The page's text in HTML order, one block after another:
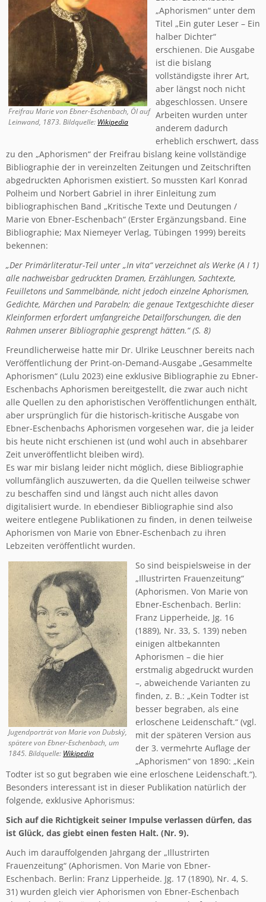
Freifrau Marie von Ebner-Eschenbach, Öl auf
Leinwand, 1873. Bildquelle: Wikipedia
„Aphorismen“ unter dem
Titel „Ein guter Leser – Ein
halber Dichter“
erschienen. Die Ausgabe
ist die bislang
vollständigste ihrer Art,
aber längst noch nicht
abgeschlossen. Unsere
Arbeiten wurden unter
anderem dadurch
erheblich erschwert, dass
zu den „Aphorismen“ der Freifrau bislang keine vollständige
Bibliographie der in vereinzelten Zeitungen und Zeitschriften
abgedruckten Aphorismen existiert. So mussten Karl Konrad
Polheim und Norbert Gabriel in ihrer Einleitung zum
bibliographischen Band „Kritische Texte und Deutungen /
Marie von Ebner-Eschenbach“ (Erster Ergänzungsband. Eine
Bibliographie; Max Niemeyer Verlag, Tübingen 1999) bereits
bekennen:
„Der Primärliteratur-Teil unter „In vita“ verzeichnet als Werke (A I 1)
alle nachweisbar gedruckten Dramen, Erzählungen, Sachtexte,
Feuilletons und Sammelbände, nicht jedoch einzelne Aphorismen,
Gedichte, Märchen und Parabeln; die genaue Textgeschichte dieser
Kleinformen erfordert umfangreiche Detailforschungen, die den
Rahmen unserer Bibliographie gesprengt hätten.“ (S. 8)
Freundlicherweise hatte mir Dr. Ulrike Leuschner bereits nach
Veröffentlichung der Print-on-Demand-Ausgabe „Gesammelte
Aphorismen“ (Lulu 2023) eine exklusive Bibliographie zu Ebner-
Eschenbachs Aphorismen bereitgestellt, die zwar auch nicht
alle Quellen zu den aphoristischen Veröffentlichungen enthält,
aber ursprünglich für die historisch-kritische Ausgabe von
Ebner-Eschenbachs Aphorismen vorgesehen war, die ja leider
bis heute nicht erschienen ist (und wohl auch in absehbarer
Zeit unveröffentlicht bleiben wird).
Es war mir bislang leider nicht möglich, diese Bibliographie
vollumfänglich auszuwerten, da die Quellen teilweise schwer
zu beschaffen sind und längst auch nicht alles davon
digitalisiert wurde. In ebendieser Bibliographie sind also
weitere entlegene Publikationen zu finden, in denen teilweise
Aphorismen von Marie von Ebner-Eschenbach zu ihren
Lebzeiten veröffentlicht wurden.
Jugendporträt von Marie von Dubský,
spätere von Ebner-Eschenbach, um
1845. Bildquelle: Wikipedia
So sind beispielsweise in der
„Illustrirten Frauenzeitung“
(Aphorismen. Von Marie von
Ebner-Eschenbach. Berlin:
Franz Lipperheide, Jg. 16
(1889), Nr. 33, S. 139) neben
einigen altbekannten
Aphorismen – die hier
erstmalig abgedruckt wurden
–, abweichende Varianten zu
finden, z. B.: „Kein Todter ist
besser begraben, als eine
erloschene Leidenschaft.“ (vgl.
mit der späteren Version aus
der 3. vermehrte Auflage der
„Aphorismen“ von 1890: „Kein
Todter ist so gut begraben wie eine erloschene Leidenschaft.“).
Besonders interessant ist in dieser Publikation natürlich der
folgende, exklusive Aphorismus:
Sich auf die Richtigkeit seiner Impulse verlassen dürfen, das
ist Glück, das giebt einen festen Halt. (Nr. 9).
Auch im darauffolgenden Jahrgang der „Illustrirten
Frauenzeitung“ (Aphorismen. Von Marie von Ebner-
Eschenbach. Berlin: Franz Lipperheide. Jg. 17 (1890), Nr. 4, S.
31) wurden gleich vier Aphorismen von Ebner-Eschenbach